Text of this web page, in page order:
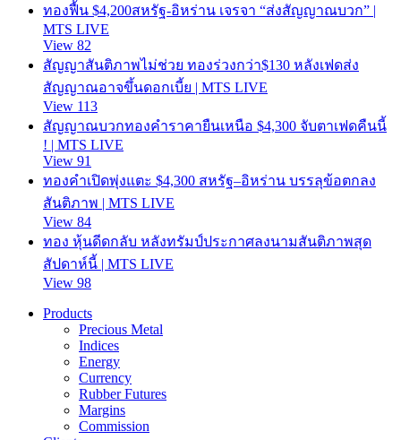
ทองฟื้น $4,200สหรัฐ-อิหร่าน เจรจา “ส่งสัญญาณบวก” |
MTS LIVE
View 82
สัญญาสันติภาพไม่ช่วย ทองร่วงกว่า$130 หลังเฟดส่ง
สัญญาณอาจขึ้นดอกเบี้ย | MTS LIVE
View 113
สัญญาณบวกทองคำราคายืนเหนือ $4,300 จับตาเฟดคืนนี้
! | MTS LIVE
View 91
ทองคำเปิดพุ่งแตะ $4,300 สหรัฐ–อิหร่าน บรรลุข้อตกลง
สันติภาพ | MTS LIVE
View 84
ทอง หุ้นดีดกลับ หลังทรัมป์ประกาศลงนามสันติภาพสุด
สัปดาห์นี้ | MTS LIVE
View 98
Products
Precious Metal
Indices
Energy
Currency
Rubber Futures
Margins
Commission